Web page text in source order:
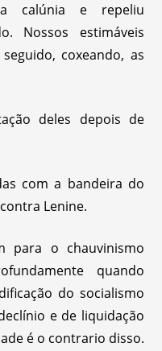
calúnia e repeliu
Nossos estimáveis
coxeando, as
deles depois de
com a bandeira do
Lenine.
para o chauvinismo
quando
do socialismo
e de liquidação
é o contrario disso.